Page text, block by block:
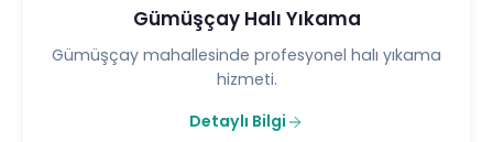
Gümüşçay Halı Yıkama
Gümüşçay mahallesinde profesyonel halı yıkama
hizmeti.
Detaylı Bilgi